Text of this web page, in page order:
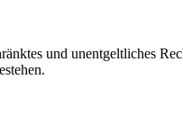
und unentgeltliches